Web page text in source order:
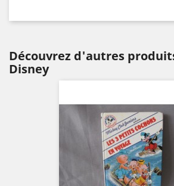
Découvrez d'autres
Disney